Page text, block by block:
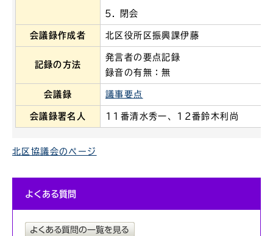
閉会
会議録作成者 北区役所区振興課伊藤
記録の方法
発言者の要点記録
録音の有無：無
会議録 議事要点
会議録署名人 11番清水秀一、12番鈴木利尚
北区協議会のページ
よくある質問